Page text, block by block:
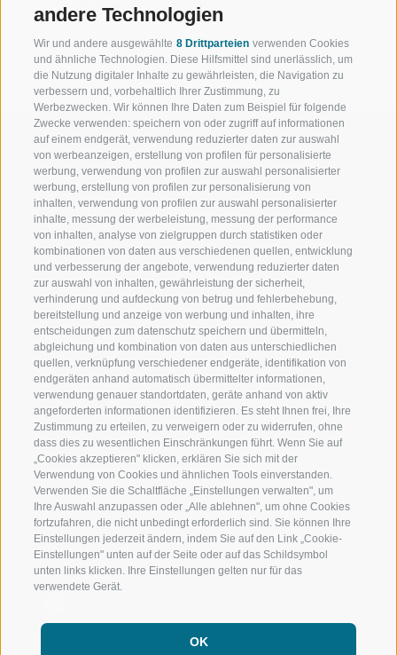
andere Technologien
Wir und andere ausgewählte 8 Drittparteien verwenden Cookies
und ähnliche Technologien. Diese Hilfsmittel sind unerlässlich, um
die Nutzung digitaler Inhalte zu gewährleisten, die Navigation zu
verbessern und, vorbehaltlich Ihrer Zustimmung, zu
Werbezwecken. Wir können Ihre Daten zum Beispiel für folgende
Zwecke verwenden: speichern von oder zugriff auf informationen
auf einem endgerät, verwendung reduzierter daten zur auswahl
von werbeanzeigen, erstellung von profilen für personalisierte
werbung, verwendung von profilen zur auswahl personalisierter
werbung, erstellung von profilen zur personalisierung von
inhalten, verwendung von profilen zur auswahl personalisierter
inhalte, messung der werbeleistung, messung der performance
von inhalten, analyse von zielgruppen durch statistiken oder
kombinationen von daten aus verschiedenen quellen, entwicklung
und verbesserung der angebote, verwendung reduzierter daten
zur auswahl von inhalten, gewährleistung der sicherheit,
verhinderung und aufdeckung von betrug und fehlerbehebung,
bereitstellung und anzeige von werbung und inhalten, ihre
entscheidungen zum datenschutz speichern und übermitteln,
abgleichung und kombination von daten aus unterschiedlichen
quellen, verknüpfung verschiedener endgeräte, identifikation von
endgeräten anhand automatisch übermittelter informationen,
verwendung genauer standortdaten, geräte anhand von aktiv
angeforderten informationen identifizieren. Es steht Ihnen frei, Ihre
Zustimmung zu erteilen, zu verweigern oder zu widerrufen, ohne
dass dies zu wesentlichen Einschränkungen führt. Wenn Sie auf
„Cookies akzeptieren" klicken, erklären Sie sich mit der
Verwendung von Cookies und ähnlichen Tools einverstanden.
Verwenden Sie die Schaltfläche „Einstellungen verwalten", um
Ihre Auswahl anzupassen oder „Alle ablehnen", um ohne Cookies
fortzufahren, die nicht unbedingt erforderlich sind. Sie können Ihre
Einstellungen jederzeit ändern, indem Sie auf den Link „Cookie-
Einstellungen" unten auf der Seite oder auf das Schildsymbol
unten links klicken. Ihre Einstellungen gelten nur für das
verwendete Gerät.
OK
WILLKOMMEN IN DER
FERIENREGION RATSCHINGS
JAUFENTAL
RATSCHINGS
RIDNAUNTAL
BERGBAHNEN
SKISCHULE RATSCHINGS
LUISL'S SKISCHULE IN RATSCHINGS
SPORT UND
MENGE
SKIFAHREN
WANDERN
HOCHALPINE
BIKEN
LANGLAUFEN
FOLGE UNS AUF SOCIAL MEDIA